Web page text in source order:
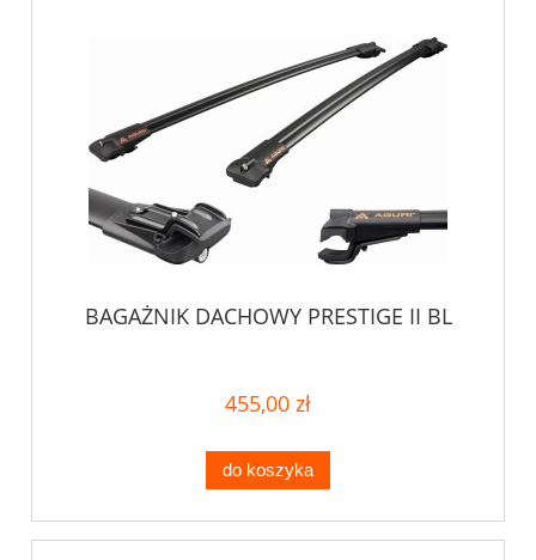
BAGAŻNIK DACHOWY PRESTIGE II BL
455,00 zł
do koszyka